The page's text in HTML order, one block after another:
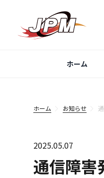
ホーム
ホーム お知らせ
2025.05.07
通信障害